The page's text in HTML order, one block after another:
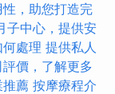
，助您打造完
子中心，提供安
處理 提供私人
價，了解更多
推薦 按摩療程介